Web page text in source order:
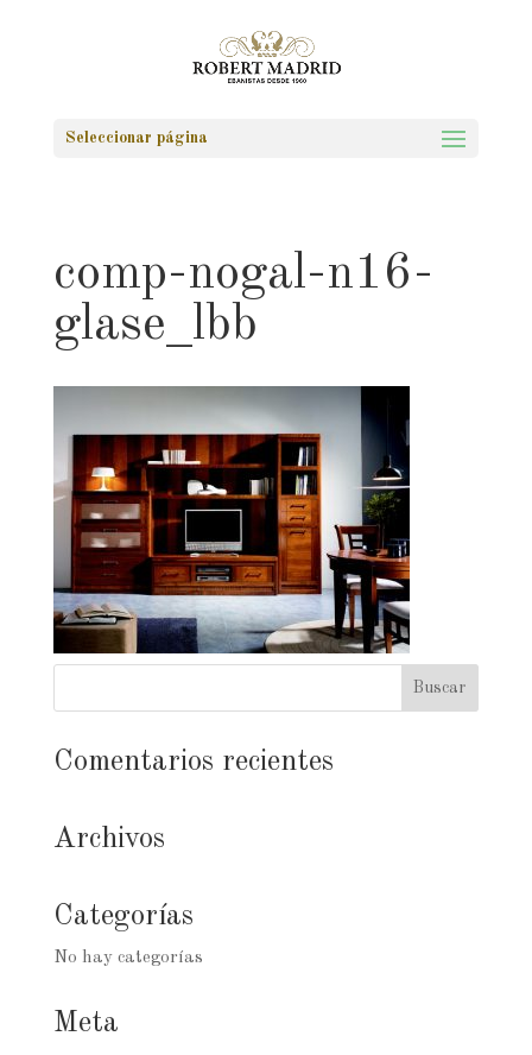
Seleccionar página
comp-nogal-n16-
glase_lbb
Comentarios recientes
Archivos
Categorías
No hay categorías
Meta